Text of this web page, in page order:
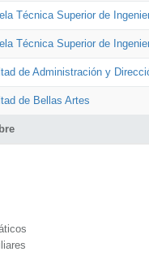
Técnica Superior de
Técnica Superior de
de Administración y
de Bellas Artes